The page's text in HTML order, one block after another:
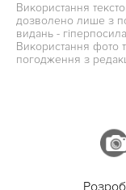
Використання
дозволено лише з
видань -
Використання фото
погодження з